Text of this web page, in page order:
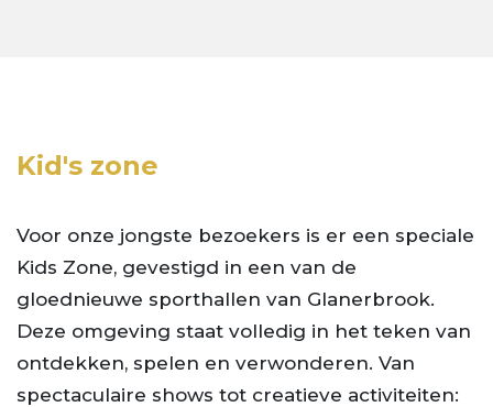
Kid's zone
Voor onze jongste bezoekers is er een speciale
Kids Zone, gevestigd in een van de
gloednieuwe sporthallen van Glanerbrook.
Deze omgeving staat volledig in het teken van
ontdekken, spelen en verwonderen. Van
spectaculaire shows tot creatieve activiteiten: